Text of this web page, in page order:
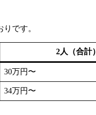
です。
2人（合計）
30万円〜
34万円〜